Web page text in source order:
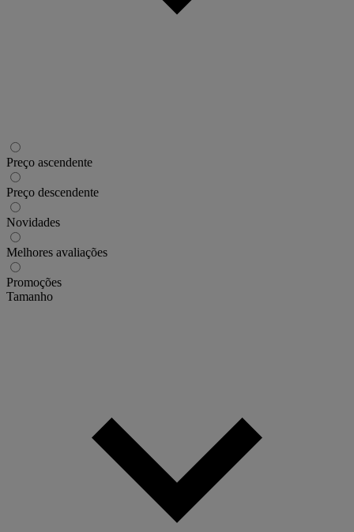
Preço ascendente
Preço descendente
Novidades
Melhores avaliações
Promoções
Tamanho